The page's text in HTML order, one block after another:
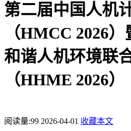
第二届中国人机
（HMCC 2026
和谐人机环境联
（HHME 2026）
阅读量:99 2026-04-01 收藏本文